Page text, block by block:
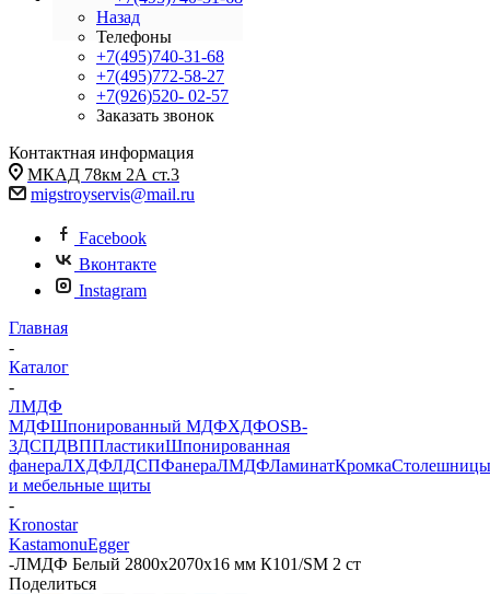
Назад
Телефоны
+7(495)740-31-68
+7(495)772-58-27
+7(926)520- 02-57
Заказать звонок
Контактная информация
МКАД 78км 2А ст.3
migstroyservis@mail.ru
Facebook
Вконтакте
Instagram
Главная
-
Каталог
-
ЛМДФ
МДФШпонированный МДФХДФOSB-
3ДСПДВППластикиШпонированная
фанераЛХДФЛДСПФанераЛМДФЛаминатКромкаСтолешницы
и мебельные щиты
-
Kronostar
KastamonuEgger
-ЛМДФ Белый 2800x2070x16 мм К101/SM 2 ст
Поделиться